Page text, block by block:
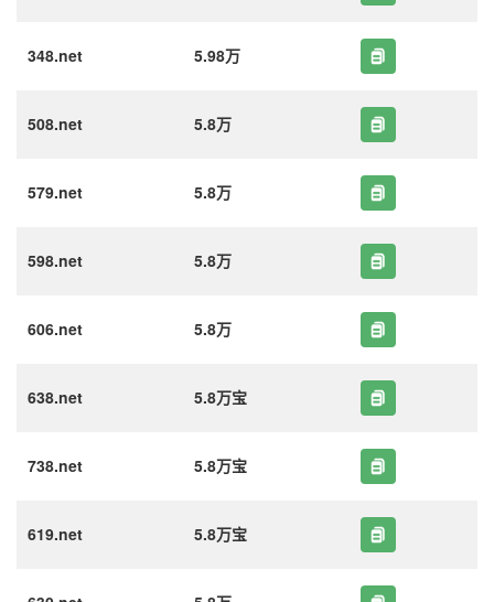
348.net 5.98万
508.net 5.8万
579.net 5.8万
598.net 5.8万
606.net 5.8万
638.net 5.8万宝
738.net 5.8万宝
619.net 5.8万宝